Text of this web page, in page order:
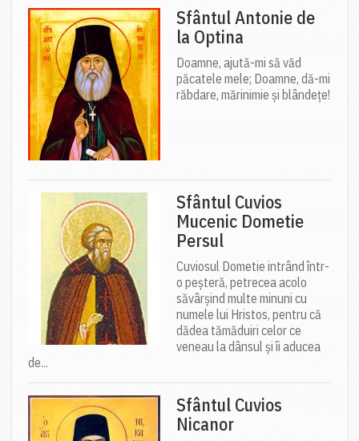
Sfântul Antonie de
la Optina
Doamne, ajută-mi să văd
păcatele mele; Doamne, dă-mi
răbdare, mărinimie şi blândeţe!
Sfântul Cuvios
Mucenic Dometie
Persul
Cuviosul Dometie intrând într-
o peșteră, petrecea acolo
săvârșind multe minuni cu
numele lui Hristos, pentru că
dădea tămăduiri celor ce
veneau la dânsul și îi aducea
de...
Sfântul Cuvios
Nicanor